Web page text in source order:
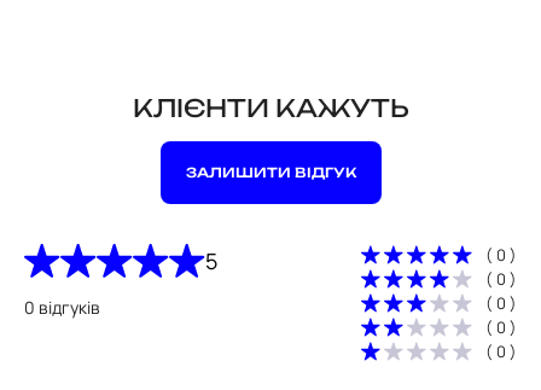
КЛІЄНТИ КАЖУТЬ
ЗАЛИШИТИ ВІДГУК
5
0 відгуків
( 0 )
( 0 )
( 0 )
( 0 )
( 0 )